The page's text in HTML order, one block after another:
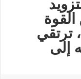
ترتقي
إلى